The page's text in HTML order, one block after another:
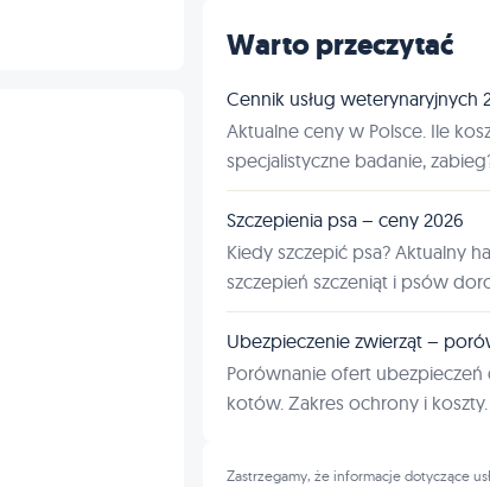
Warto przeczytać
Cennik usług weterynaryjnych
Aktualne ceny w Polsce. Ile
specjalistyczne badanie,
Szczepienia psa – ceny 2026
Kiedy szczepić psa? Aktualny
szczepień szczeniąt i psów
Ubezpieczenie zwierząt –
Porównanie ofert ubezpieczeń
kotów. Zakres ochrony i koszty.
Zastrzegamy, że informacje dotyczące